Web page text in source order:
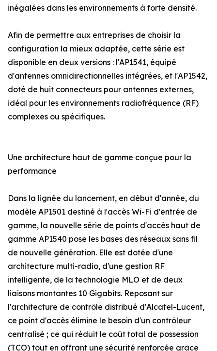
inégalées dans les environnements à forte densité.
Afin de permettre aux entreprises de choisir la
configuration la mieux adaptée, cette série est
disponible en deux versions : l'AP1541, équipé
d'antennes omnidirectionnelles intégrées, et l'AP1542,
doté de huit connecteurs pour antennes externes,
idéal pour les environnements radiofréquence (RF)
complexes ou spécifiques.
Une architecture haut de gamme conçue pour la
performance
Dans la lignée du lancement, en début d'année, du
modèle AP1501 destiné à l'accès Wi-Fi d'entrée de
gamme, la nouvelle série de points d'accès haut de
gamme AP1540 pose les bases des réseaux sans fil
de nouvelle génération. Elle est dotée d'une
architecture multi-radio, d'une gestion RF
intelligente, de la technologie MLO et de deux
liaisons montantes 10 Gigabits. Reposant sur
l'architecture de contrôle distribué d'Alcatel-Lucent,
ce point d'accès élimine le besoin d'un contrôleur
centralisé ; ce qui réduit le coût total de possession
(TCO) tout en offrant une sécurité renforcée grâce